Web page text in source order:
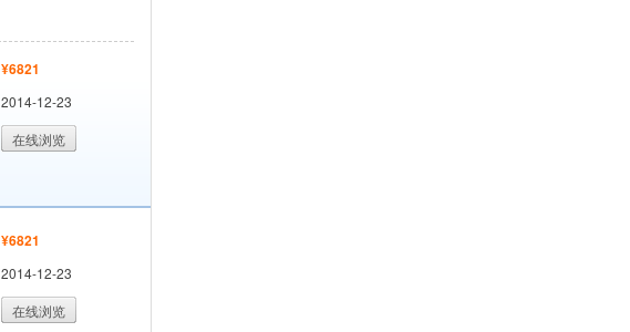
¥6821
2014-12-23
在线浏览
¥6821
2014-12-23
在线浏览